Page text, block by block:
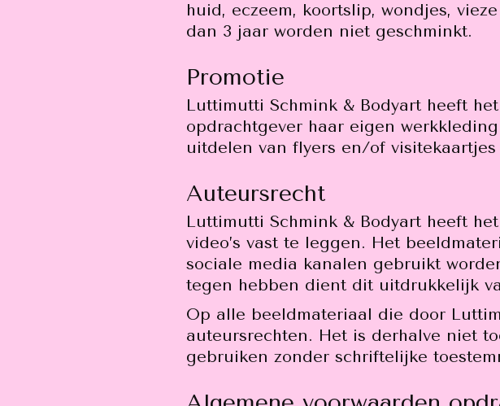
huid, eczeem, koortslip, wondjes,
dan 3 jaar worden niet geschminkt.
Promotie
Luttimutti Schmink & Bodyart heeft
opdrachtgever haar eigen
uitdelen van flyers en/of
Auteursrecht
Luttimutti Schmink & Bodyart heeft
video’s vast te leggen. Het
sociale media kanalen gebruikt
tegen hebben dient dit uitdrukkelijk
Op alle beeldmateriaal die door
auteursrechten. Het is derhalve niet
gebruiken zonder schriftelijke